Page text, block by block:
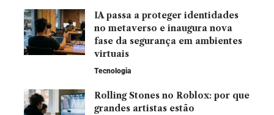
IA passa a proteger identidades
no metaverso e inaugura nova
fase da segurança em ambientes
virtuais
Tecnologia
Rolling Stones no Roblox: por que
grandes artistas estão